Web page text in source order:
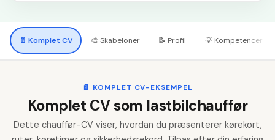
📄 Komplet CV 🎨 Skabeloner 📝 Profil 💡 Kompetencer
📄 KOMPLET CV-EKSEMPEL
Komplet CV som lastbilchauffør
Dette chauffør-CV viser, hvordan du præsenterer kørekort,